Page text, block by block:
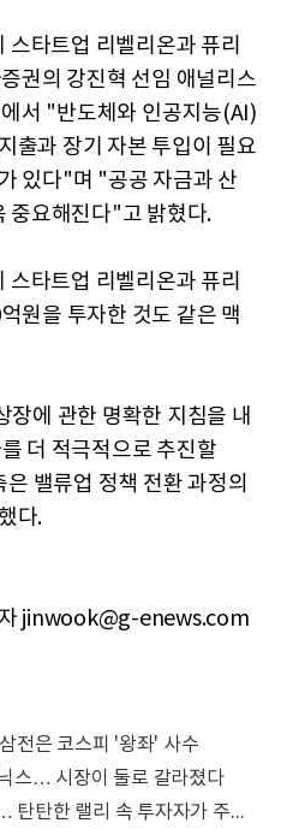
타트업 리벨리온과 퓨리
권의 강진혁 선임 애널리스
서 "반도체와 인공지능(AI)
출과 장기 자본 투입이 필요
있다"며 "공공 자금과 산
중요해진다"고 밝혔다.
타트업 리벨리온과 퓨리
원을 투자한 것도 같은 맥
에 관한 명확한 지침을 내
더 적극적으로 추진할
밸류업 정책 전환 과정의
다.
jinwook@g-enews.com
전은 코스피 '왕좌' 사수
스… 시장이 둘로 갈라졌다
코스피 1만 2000 진입 조건… 탄탄한 랠리 속 투자자가 주시해야 할 핵심 변수와 리스크는